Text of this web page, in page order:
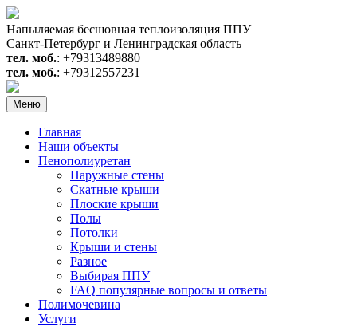
Перейти
к
содержимому
Напыляемая бесшовная теплоизоляция ППУ
Санкт-Петербург и Ленинградская область
тел. моб.: +79313489880
тел. моб.: +79312557231
Меню
Главная
Наши объекты
Пенополиуретан
Наружные стены
Скатные крыши
Плоские крыши
Полы
Потолки
Крыши и стены
Разное
Выбирая ППУ
FAQ популярные вопросы и ответы
Полимочевина
Услуги